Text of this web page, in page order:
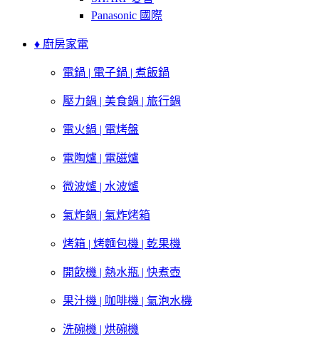
Panasonic 國際
♦ 廚房家電
電鍋 | 電子鍋 | 煮飯鍋
壓力鍋 | 美食鍋 | 旅行鍋
電火鍋 | 電烤盤
電陶爐 | 電磁爐
微波爐 | 水波爐
氣炸鍋 | 氣炸烤箱
烤箱 | 烤麵包機 | 乾果機
開飲機 | 熱水瓶 | 快煮壺
果汁機 | 咖啡機 | 氣泡水機
洗碗機 | 烘碗機